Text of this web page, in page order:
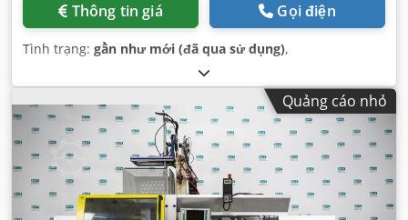
Thông tin giá Gọi điện
Tình trạng: gần như mới (đã qua sử dụng),
Quảng cáo nhỏ